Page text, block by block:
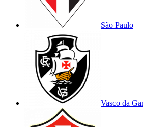
São Paulo
Vasco da